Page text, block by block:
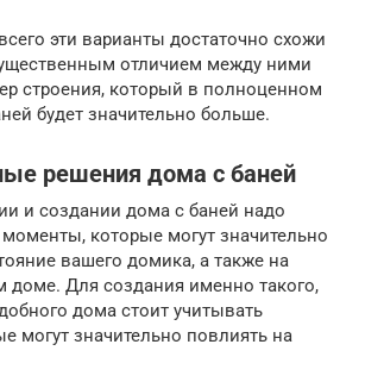
эти варианты достаточно схожи
отличием между ними
строения, который в полноценном
будет значительно больше.
решения дома с баней
и создании дома с баней надо
которые могут значительно
вашего домика, а также на
доме. Для создания именно такого,
дома стоит учитывать
могут значительно повлиять на